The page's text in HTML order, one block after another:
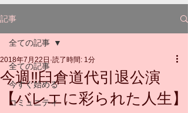
記事
全ての記事
今すぐ始める
コミュニティ
全ての記事
今週‼️臼倉道代引退公演
【バレエに彩られた人生】
2018年7月22日 読了時間: 1分